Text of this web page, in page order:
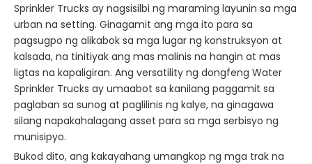
Sprinkler Trucks ay nagsisilbi ng maraming layunin sa mga
urban na setting. Ginagamit ang mga ito para sa
pagsugpo ng alikabok sa mga lugar ng konstruksyon at
kalsada, na tinitiyak ang mas malinis na hangin at mas
ligtas na kapaligiran. Ang versatility ng dongfeng Water
Sprinkler Trucks ay umaabot sa kanilang paggamit sa
paglaban sa sunog at paglilinis ng kalye, na ginagawa
silang napakahalagang asset para sa mga serbisyo ng
munisipyo.
Bukod dito, ang kakayahang umangkop ng mga trak na